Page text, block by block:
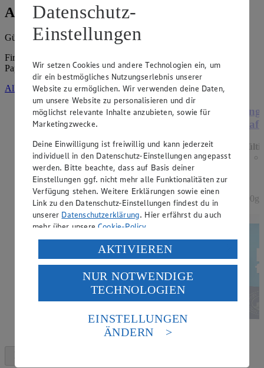
Angebote der Woche
Gültig vom03.08.2026bis zum08.08.2026
Firma: Supermarkt-Neumann e. K. Inh. Ingrid Neumann,
Papenburger Str. 156, 26810 Westoverledingen
Alle Angebote ansehen
Angebot:Henglein Frischer Pizzateig
XXL
Gültig ab 08.08.2026
1.11 -60%
Rabattierter Preis von 1.11€ (Insgesamt -60%
Rabatt)
auf Backpapier, schmeckt wie selbstgemacht, 550g
Packung, (1kg = 2,02)
Datenschutz-
Einstellungen
Wir setzen Cookies und andere Technologien ein, um
dir ein bestmögliches Nutzungserlebnis unserer
Website zu ermöglichen. Wir verwenden deine Daten,
um unsere Website zu personalisieren und dir
möglichst relevante Inhalte anzubieten, sowie für
Marketingzwecke.
Deine Einwilligung ist freiwillig und kann jederzeit
individuell in den Datenschutz-Einstellungen angepasst
werden. Bitte beachte, dass auf Basis deiner
Einstellungen ggf. nicht mehr alle Funktionalitäten zur
Verfügung stehen. Weitere Erklärungen sowie einen
Link zu den Datenschutz-Einstellungen findest du in
unserer Datenschutzerklärung. Hier erfährst du auch
mehr über unsereCookie-Policy.
Verarbeitung deiner personenbezogenen Daten in den
USA durch Facebook und YouTube:
Wenn du auf „Aktivieren“ klickst, willigst du im Sinne
des Art. 49 Abs. 1 Satz 1 lit. a) DSGVO ein, dass deine
Daten in den USA verarbeitet werden. Der EuGH sieht
die USA als Land mit einem nach europäischen
Standards nicht angemessenen Datenschutzniveau an.
Es besteht das Risiko eines Zugriffs durch US-
AKTIVIEREN
NUR NOTWENDIGE
TECHNOLOGIEN
EINSTELLUNGEN
ÄNDERN